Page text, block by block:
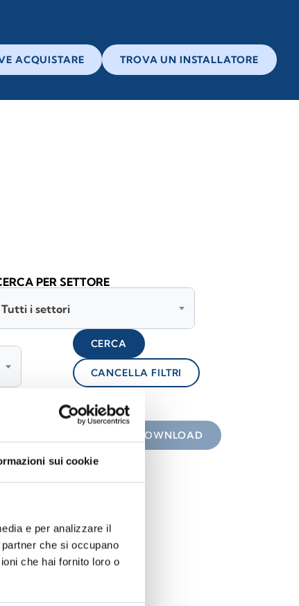
sui cookie
e per analizzare il
che si occupano
che hai fornito loro o
ACQUISTARE TROVA UN INSTALLATORE
DOWNLOAD
PER SETTORE
Tutti i settori
CERCA
CANCELLA FILTRI